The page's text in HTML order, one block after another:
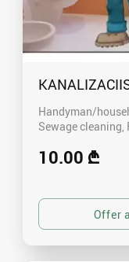
Handyman/
Sewage cleaning
10.00 ₾